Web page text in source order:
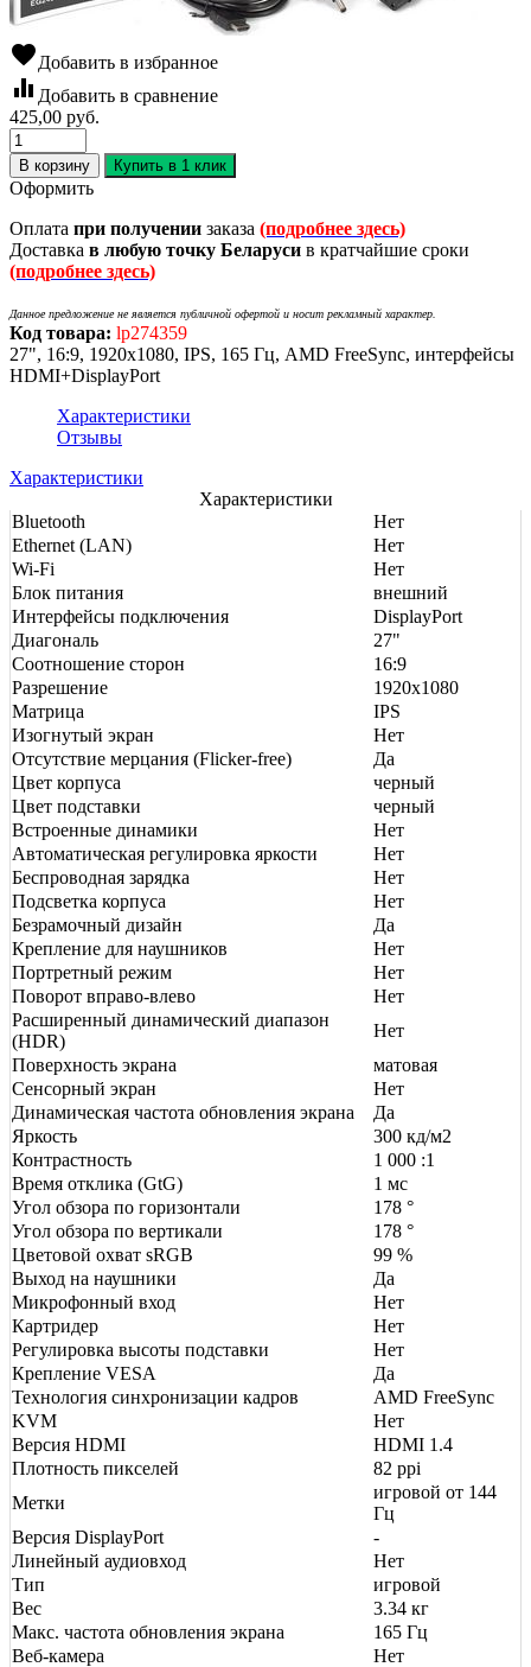
favoriteДобавить в избранное
equalizer Добавить в сравнение
425,00 руб.
В корзину Купить в 1 клик
Оформить
Оплата при получении заказа (подробнее здесь)
Доставка в любую точку Беларуси в кратчайшие сроки
(подробнее здесь)
Данное предложение не является публичной офертой и носит рекламный характер.
Код товара: lp274359
27", 16:9, 1920x1080, IPS, 165 Гц, AMD FreeSync, интерфейсы
HDMI+DisplayPort
Характеристики
Отзывы
Характеристики
Характеристики
Bluetooth
Нет
Ethernet (LAN)
Нет
Wi-Fi
Нет
Блок питания
внешний
Интерфейсы подключения
DisplayPort
Диагональ
27"
Соотношение сторон
16:9
Разрешение
1920x1080
Матрица
IPS
Изогнутый экран
Нет
Отсутствие мерцания (Flicker-free)
Да
Цвет корпуса
черный
Цвет подставки
черный
Встроенные динамики
Нет
Автоматическая регулировка яркости
Нет
Беспроводная зарядка
Нет
Подсветка корпуса
Нет
Безрамочный дизайн
Да
Крепление для наушников
Нет
Портретный режим
Нет
Поворот вправо-влево
Нет
Расширенный динамический диапазон
(HDR)
Нет
Поверхность экрана
матовая
Сенсорный экран
Нет
Динамическая частота обновления экрана
Да
Яркость
300 кд/м2
Контрастность
1 000 :1
Время отклика (GtG)
1 мс
Угол обзора по горизонтали
178 °
Угол обзора по вертикали
178 °
Цветовой охват sRGB
99 %
Выход на наушники
Да
Микрофонный вход
Нет
Картридер
Нет
Регулировка высоты подставки
Нет
Крепление VESA
Да
Технология синхронизации кадров
AMD FreeSync
KVM
Нет
Версия HDMI
HDMI 1.4
Плотность пикселей
82 ppi
Метки
игровой от 144
Гц
Версия DisplayPort
-
Линейный аудиовход
Нет
Тип
игровой
Вес
3.34 кг
Макс. частота обновления экрана
165 Гц
Веб-камера
Нет